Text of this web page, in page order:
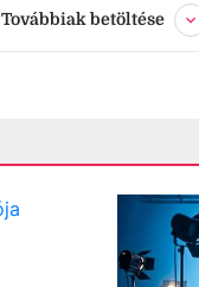
Továbbiak betöltése